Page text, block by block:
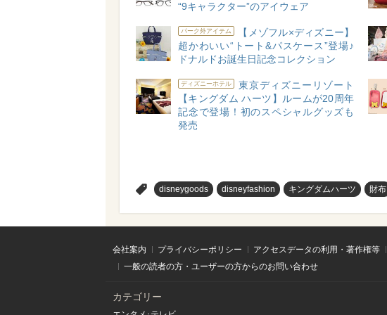
“9キャラクター”のアイウェア
パーク外アイテム
【メゾフル×ディズニー】
超かわいい“トート&パスケース”登場♪
ドナルドお誕生日記念コレクション
ディズニーホテル
東京ディズニーリゾート
【キングダム ハーツ】ルームが20周年
記念で登場！初のスペシャルグッズも
発売
disneygoods disneyfashion キングダムハーツ 財布
会社案内 プライバシーポリシー アクセスデータの利用・著作権等
一般の読者の方・ユーザーの方からのお問い合わせ
カテゴリー